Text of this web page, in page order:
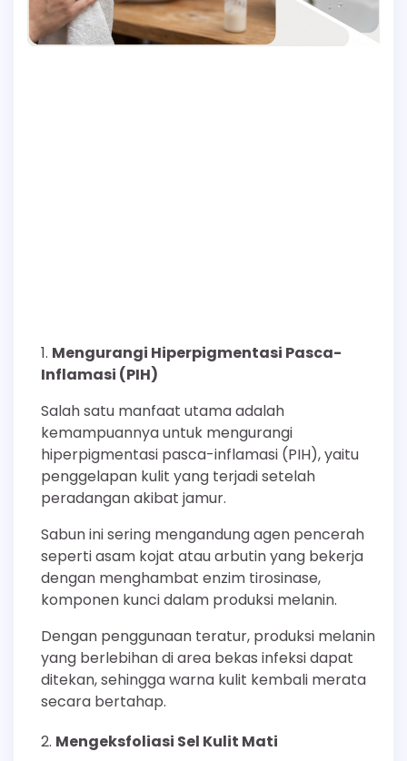
Mengurangi Hiperpigmentasi Pasca-
Inflamasi (PIH)
Salah satu manfaat utama adalah
kemampuannya untuk mengurangi
hiperpigmentasi pasca-inflamasi (PIH), yaitu
penggelapan kulit yang terjadi setelah
peradangan akibat jamur.
Sabun ini sering mengandung agen pencerah
seperti asam kojat atau arbutin yang bekerja
dengan menghambat enzim tirosinase,
komponen kunci dalam produksi melanin.
Dengan penggunaan teratur, produksi melanin
yang berlebihan di area bekas infeksi dapat
ditekan, sehingga warna kulit kembali merata
secara bertahap.
Mengeksfoliasi Sel Kulit Mati